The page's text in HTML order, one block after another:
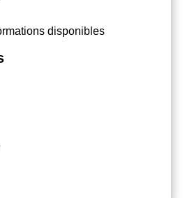
disponibles